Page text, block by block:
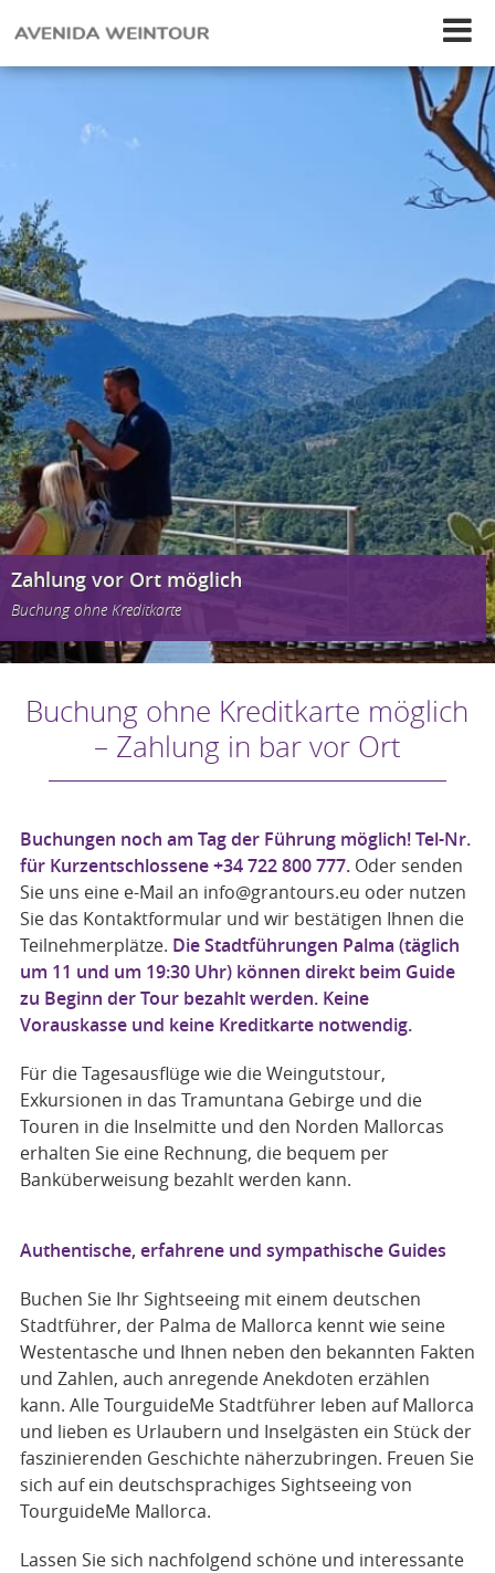
Zahlung vor Ort möglich
Buchung ohne Kreditkarte
Buchung ohne Kreditkarte möglich
– Zahlung in bar vor Ort
Buchungen noch am Tag der Führung möglich! Tel-Nr.
für Kurzentschlossene +34 722 800 777.Oder senden
Sie uns eine e-Mail an info@grantours.eu oder nutzen
Sie das Kontaktformular und wir bestätigen Ihnen die
Teilnehmerplätze. Die Stadtführungen Palma (täglich
um 11 und um 19:30 Uhr) können direkt beim Guide
zu Beginn der Tour bezahlt werden. Keine
Vorauskasse und keine Kreditkarte notwendig.
Für die Tagesausflüge wie die Weingutstour,
Exkursionen in das Tramuntana Gebirge und die
Touren in die Inselmitte und den Norden Mallorcas
erhalten Sie eine Rechnung, die bequem per
Banküberweisung bezahlt werden kann.
Authentische, erfahrene und sympathische Guides
Buchen Sie Ihr Sightseeing mit einem deutschen
Stadtführer, der Palma de Mallorca kennt wie seine
Westentasche und Ihnen neben den bekannten Fakten
und Zahlen, auch anregende Anekdoten erzählen
kann. Alle TourguideMe Stadtführer leben auf Mallorca
und lieben es Urlaubern und Inselgästen ein Stück der
faszinierenden Geschichte näherzubringen. Freuen Sie
sich auf ein deutschsprachiges Sightseeing von
TourguideMe Mallorca.
Lassen Sie sich nachfolgend schöne und interessante